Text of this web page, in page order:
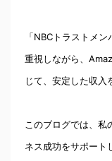
「NBCトラストメ
重視しながら、
じて、安定した収入
このブログでは、私
ネス成功をサポート